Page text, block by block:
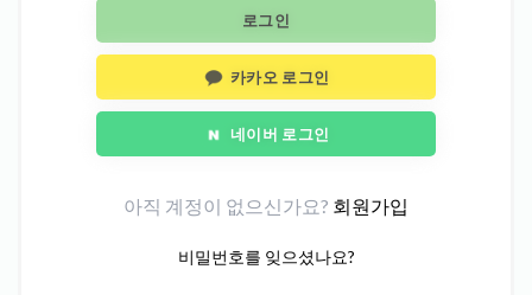
로그인
카카오 로그인
네이버 로그인
아직 계정이 없으신가요? 회원가입
비밀번호를 잊으셨나요?